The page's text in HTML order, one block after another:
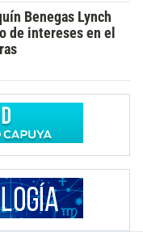
Benegas Lynch
de intereses en el